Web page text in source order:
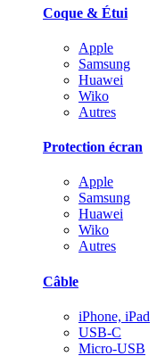
Coque & Étui
Apple
Samsung
Huawei
Wiko
Autres
Protection écran
Apple
Samsung
Huawei
Wiko
Autres
Câble
iPhone, iPad
USB-C
Micro-USB